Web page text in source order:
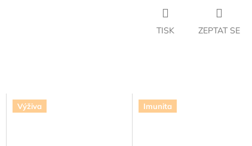
TISK ZEPTAT SE
Výživa Imunita